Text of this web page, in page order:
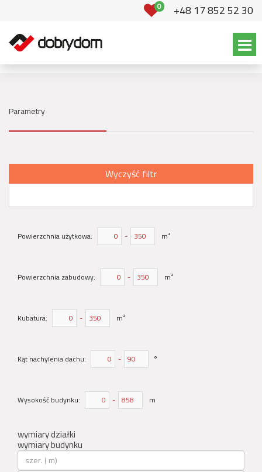
0 +48 17 852 52 30
Parametry
Wyczyść filtr
Powierzchnia użytkowa: - m²
Powierzchnia zabudowy: - m²
Kubatura: - m²
Kąt nachylenia dachu: - °
Wysokość budynku: - m
wymiary działki
wymiary budynku